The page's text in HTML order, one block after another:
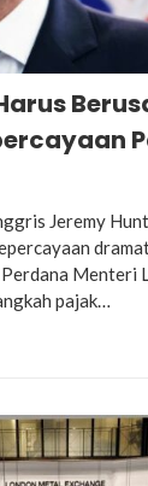
Jeremy
Menteri
pajak…